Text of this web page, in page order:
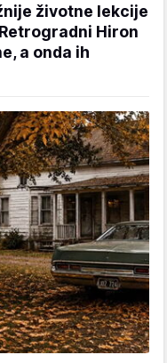
životne lekcije
Hiron
a onda ih